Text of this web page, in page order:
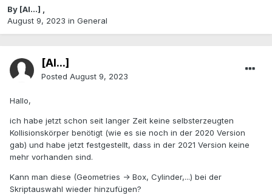
By [Al...] ,
August 9, 2023 in General
[Al...]
Posted August 9, 2023
Hallo,
ich habe jetzt schon seit langer Zeit keine selbsterzeugten
Kollisionskörper benötigt (wie es sie noch in der 2020 Version
gab) und habe jetzt festgestellt, dass in der 2021 Version keine
mehr vorhanden sind.
Kann man diese (Geometries -> Box, Cylinder,...) bei der
Skriptauswahl wieder hinzufügen?